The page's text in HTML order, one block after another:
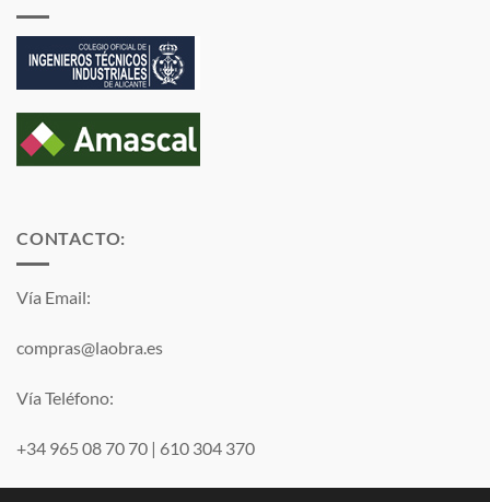
CONTACTO:
Vía Email:
compras@laobra.es
Vía Teléfono:
+34 965 08 70 70 | 610 304 370